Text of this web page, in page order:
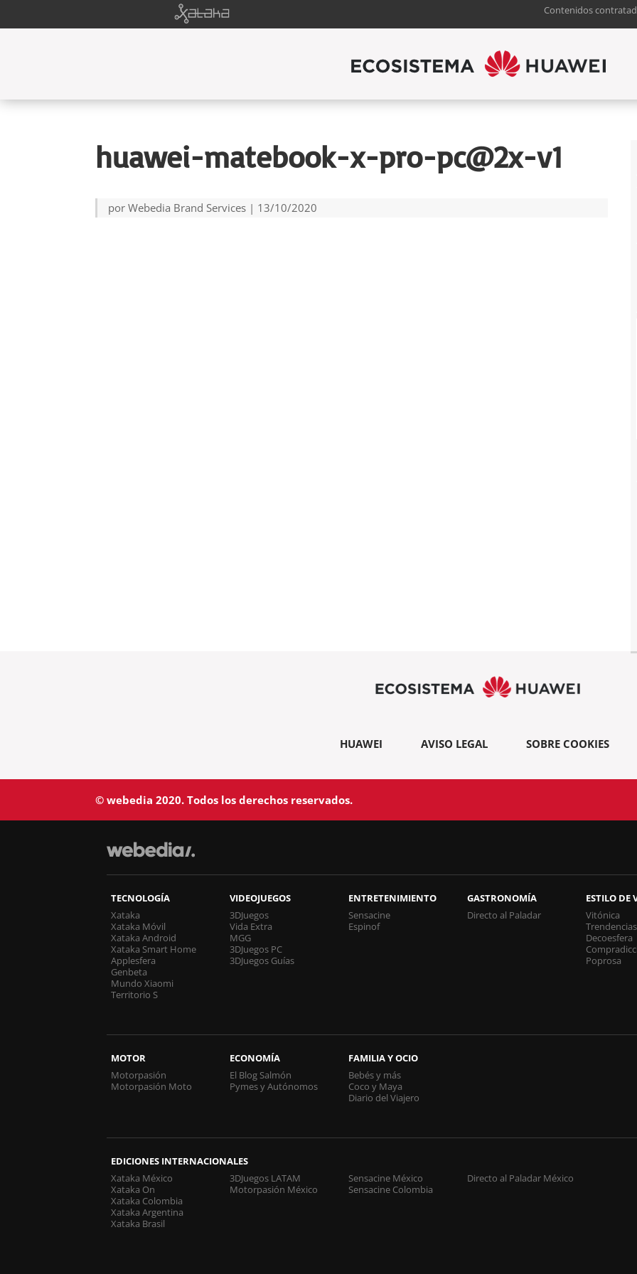
Contenidos
huawei-matebook-x-pro-pc@2x-v1
porWebedia Brand Services | 13/10/2020
HUAWEI AVISO LEGAL SOBRE COOKIES
© webedia 2020. Todos los derechos reservados.
TECNOLOGÍA
Xataka
Xataka Móvil
Xataka Android
Xataka Smart Home
Applesfera
Genbeta
Mundo Xiaomi
Territorio S
VIDEOJUEGOS
3DJuegos
Vida Extra
MGG
3DJuegos PC
3DJuegos Guías
ENTRETENIMIENTO
Sensacine
Espinof
GASTRONOMÍA
Directo al Paladar
ESTILO DE
Vitónica
Trendencias
Decoesfera
Poprosa
MOTOR
Motorpasión
Motorpasión Moto
ECONOMÍA
El Blog Salmón
Pymes y Autónomos
FAMILIA Y OCIO
Bebés y más
Coco y Maya
Diario del Viajero
EDICIONES INTERNACIONALES
Xataka México
Xataka On
Xataka Colombia
Xataka Argentina
Xataka Brasil
3DJuegos LATAM
Motorpasión México
Sensacine México
Sensacine Colombia
Directo al Paladar México